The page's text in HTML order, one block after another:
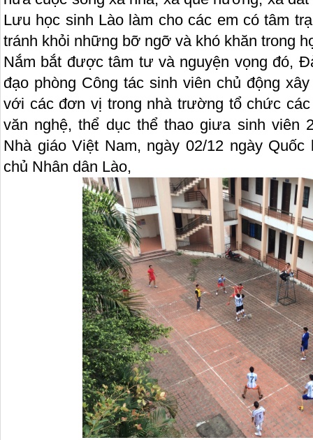
Lưu học sinh Lào làm cho các em có tâm
tránh khỏi những bỡ ngỡ và khó khăn trong
Nắm bắt được tâm tư và nguyện vọng đó,
đạo phòng Công tác sinh viên chủ động
với các đơn vị trong nhà trường tổ chức
văn nghệ, thể dục thể thao giưa sinh viên
Nhà giáo Việt Nam, ngày 02/12 ngày
chủ Nhân dân Lào,